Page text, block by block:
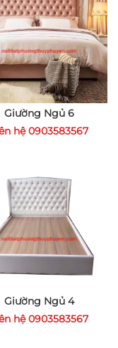
Giường Ngủ 6
hệ 0903583567
Giường Ngủ 4
hệ 0903583567